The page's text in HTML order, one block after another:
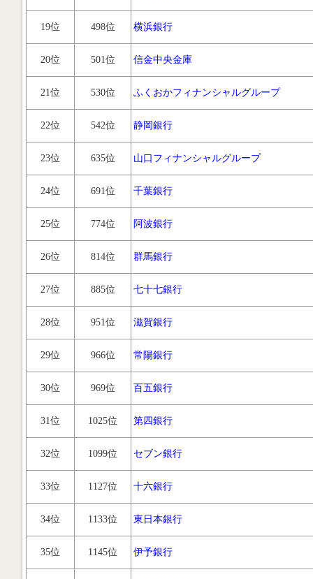
19位 498位 横浜銀行
20位 501位 信金中央金庫
21位 530位 ふくおかフィナンシャルグループ
22位 542位 静岡銀行
23位 635位 山口フィナンシャルグループ
24位 691位 千葉銀行
25位 774位 阿波銀行
26位 814位 群馬銀行
27位 885位 七十七銀行
28位 951位 滋賀銀行
29位 966位 常陽銀行
30位 969位 百五銀行
31位 1025位 第四銀行
32位 1099位 セブン銀行
33位 1127位 十六銀行
34位 1133位 東日本銀行
35位 1145位 伊予銀行